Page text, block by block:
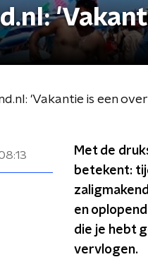
'Vakantie is een
Met de
betekent:
en
die je hebt
vervlogen.